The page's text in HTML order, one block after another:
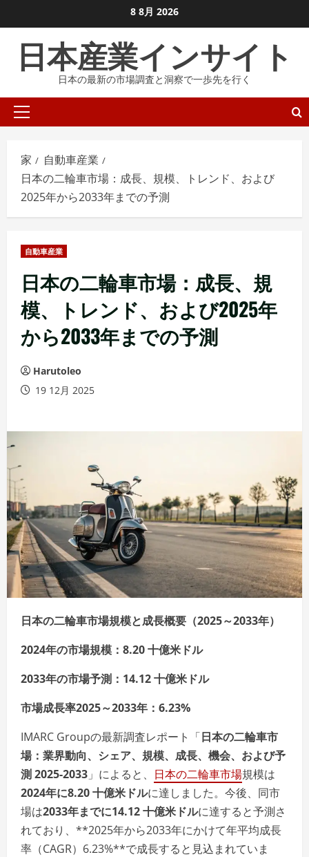
ン
に
ま
8 8月 2026
日本産業インサイト
日本の最新の市場調査と洞察で一歩先を行く
プ
イ
マ
リ
メ
ー
家
自動車産業
日本の二輪車市場：成長、規模、トレンド、および
2025年から2033年までの予測
自動車産業
日本の二輪車市場：成長、規
模、トレンド、および2025年
から2033年までの予測
Harutoleo
19 12月 2025
日本の二輪車市場規模と成長概要（2025～2033年）
2024年の市場規模：8.20 十億米ドル
2033年の市場予測：14.12 十億米ドル
市場成長率2025～2033年：6.23%
IMARC Groupの最新調査レポート「日本の二輪車市
場：業界動向、シェア、規模、成長、機会、および予
測 2025-2033 」によると、 日本の二輪車市場規模は
2024年に8.20 十億米ドルに達しました。今後、同市
場は2033年までに14.12 十億米ドルに達すると予測さ
れており、**2025年から2033年にかけて年平均成長
率（CAGR）6.23%**で成長すると見込まれていま